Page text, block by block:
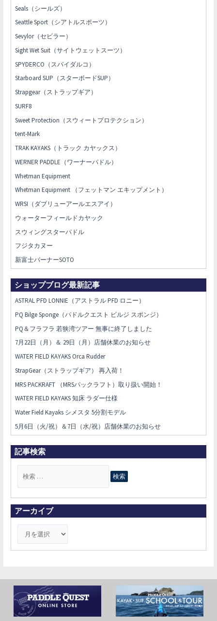
Seals（シールズ）
Seattle Sport（シアトルスポーツ）
Sevylor（セビラー）
Sight Wet Suit（サイトウェットスーツ）
SPYDERCO（スパイダルコ）
Starboard SUP（スターボードSUP）
Strapgear（ストラップギア）
SURF8
Sweet Protection（スウィートプロテクション）
tent-Mark
TRAK KAYAKS（トラック カヤックス）
WERNER PADDLE（ワーナーパドル）
Whetman Equipment
Whetman Equipment （フェットマン エキップメント）
WRSI（ダブリューアールエスアイ）
ウォーターフィールドカヤック
スウィングスターパドル
フジタカヌー
新富士バーナーSOTO
ショップブログ最新記事
ASTRAL PFD LONNIE（アストラル PFD ロニー）
PQ Bilge Sponge（パドルクエスト ビルジ スポンジ）
PQ＆フラフラ 若狭湾ツアー 無事に終了しました
7月22日（月）＆ 29日（月）店舗休業のお知らせ
WATER FIELD KAYAKS Orca Rudder
StrapGear（ストラップギア） 再入荷！
MRS PACKRAFT （MRSパックラフト）取り扱い開始！
WATER FIELD KAYAKS 知床 ラダー仕様
Water Field Kayaks シメスタ 5分割モデル
5月6日（火/祝）＆7日（水/祝）店舗休業のお知らせ
記事検索
対
象
アーカイブ